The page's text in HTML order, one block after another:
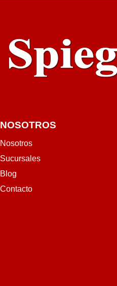
NOSOTROS
Nosotros
Sucursales
Blog
Contacto